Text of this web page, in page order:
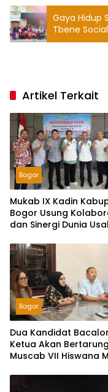
Gaya Hidup
Tbene
Komunitas
Artikel Terkait
Bogor
Mukab IX Kadin
Bogor Usung
dan Sinergi Dunia
Istimewa dan
Berkelanjutan
Bogor
Dua Kandidat
Ketua Akan
Muscab VII Hiswana